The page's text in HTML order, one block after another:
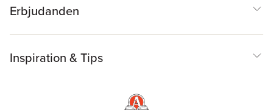
Erbjudanden
Inspiration & Tips